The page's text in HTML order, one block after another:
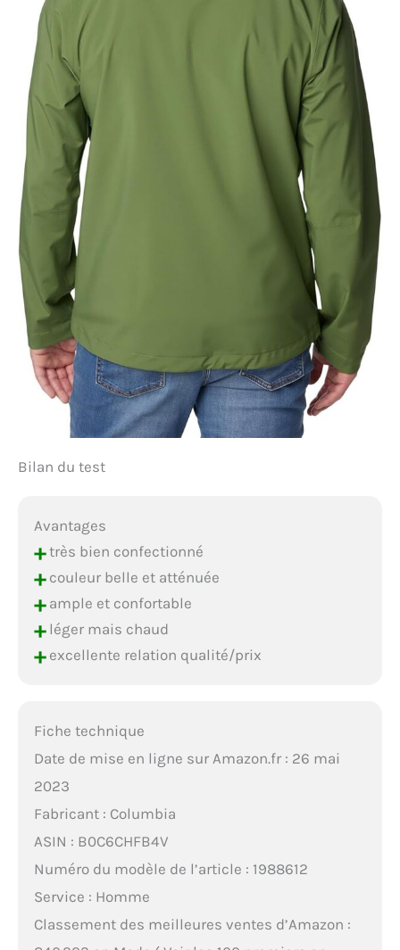
Bilan du test
Avantages
+très bien confectionné
+couleur belle et atténuée
+ample et confortable
+léger mais chaud
+excellente relation qualité/prix
Fiche technique
Date de mise en ligne sur Amazon.fr : 26 mai
2023
Fabricant : Columbia
ASIN : B0C6CHFB4V
Numéro du modèle de l’article : 1988612
Service : Homme
Classement des meilleures ventes d’Amazon :